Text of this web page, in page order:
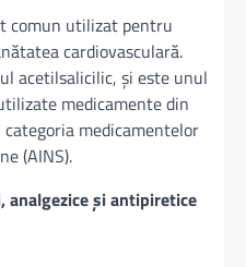
comun utilizat pentru
cardiovasculară.
acetilsalicilic, și este unul
medicamente din
medicamentelor
(AINS).
și antipiretice